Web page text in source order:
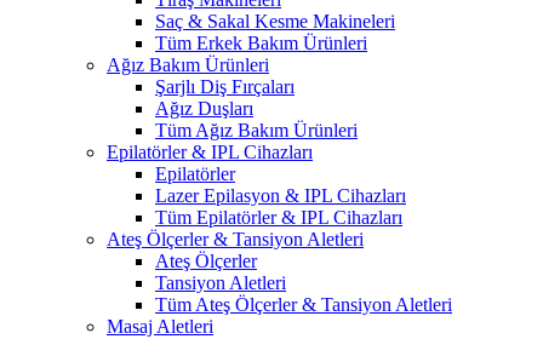
Saç & Sakal Kesme Makineleri
Tüm Erkek Bakım Ürünleri
Ağız Bakım Ürünleri
Şarjlı Diş Fırçaları
Ağız Duşları
Tüm Ağız Bakım Ürünleri
Epilatörler & IPL Cihazları
Epilatörler
Lazer Epilasyon & IPL Cihazları
Tüm Epilatörler & IPL Cihazları
Ateş Ölçerler & Tansiyon Aletleri
Ateş Ölçerler
Tansiyon Aletleri
Tüm Ateş Ölçerler & Tansiyon Aletleri
Masaj Aletleri